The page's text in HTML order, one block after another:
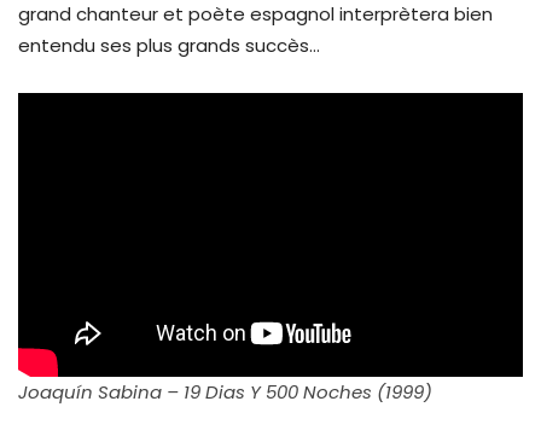
grand chanteur et poète espagnol interprètera bien
entendu ses plus grands succès…
Joaquín Sabina – 19 Dias Y 500 Noches (1999)